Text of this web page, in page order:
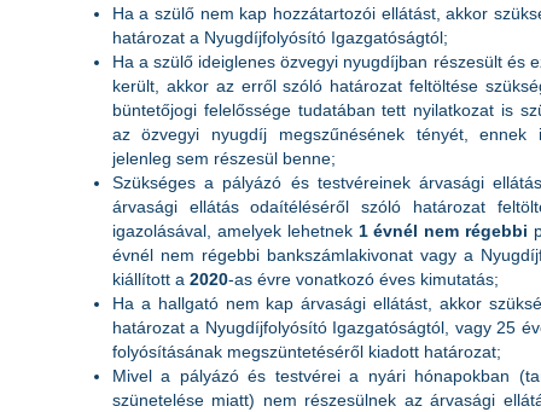
Ha a szülő nem kap hozzátartozói ellátást, akkor
határozat a Nyugdíjfolyósító Igazgatóságtól;
Ha a szülő ideiglenes özvegyi nyugdíjban részesült és
került, akkor az erről szóló határozat feltöltése
büntetőjogi felelőssége tudatában tett nyilatkozat is
az özvegyi nyugdíj megszűnésének tényét,
jelenleg sem részesül benne;
Szükséges a pályázó és testvéreinek árvasági
árvasági ellátás odaítéléséről szóló határozat
igazolásával, amelyek lehetnek 1 évnél nem régebbi
évnél nem régebbi bankszámlakivonat vagy a
kiállított a 2020-as évre vonatkozó éves kimutatás;
Ha a hallgató nem kap árvasági ellátást, akkor
határozat a Nyugdíjfolyósító Igazgatóságtól, vagy 25
folyósításának megszüntetéséről kiadott határozat;
Mivel a pályázó és testvérei a nyári hónapokban
szünetelése miatt) nem részesülnek az árvasági